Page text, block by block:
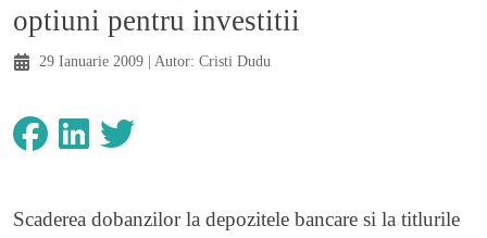
optiuni pentru investitii
29 Ianuarie 2009 | Autor: Cristi Dudu
Scaderea dobanzilor la depozitele bancare si la titlurile